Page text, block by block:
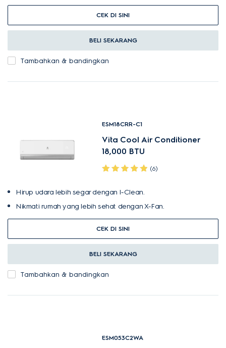
CEK DI SINI
BELI SEKARANG
Tambahkan & bandingkan
ESM18CRR-C1
Vita Cool Air Conditioner
18,000 BTU
(6)
Hirup udara lebih segar dengan I-Clean.
Nikmati rumah yang lebih sehat dengan X-Fan.
CEK DI SINI
BELI SEKARANG
Tambahkan & bandingkan
ESM053C2WA